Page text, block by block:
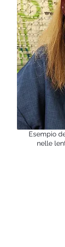
Esempio
nelle